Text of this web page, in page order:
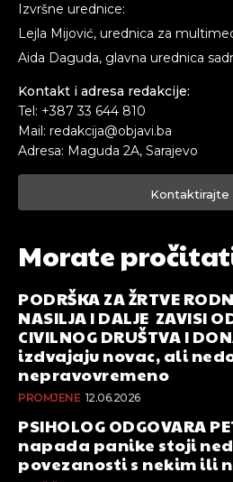
Izvršne urednice:
Lejla Mijović, urednica za
Aida Daguda, glavna urednica
Kontakt i adresa redakcije:
Tel: +387 33 644 810
Mail: redakcija@objavi.ba
Adresa: Maguda 2A, Sarajevo
Kontaktirajte
Morate
PODRŠKA ZA ŽRTVE
NASILJA I DALJE ZAVISI
CIVILNOG DRUŠTVA I
izdvajaju novac, ali
nepravovremeno
PROMJENE 12.06.2026
PSIHOLOG ODGOVARA
napada panike stoji
povezanosti s nekim ili